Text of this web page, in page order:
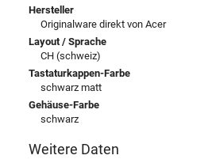
Hersteller
Originalware direkt von Acer
Layout / Sprache
CH (schweiz)
Tastaturkappen-Farbe
schwarz matt
Gehäuse-Farbe
schwarz
Weitere Daten